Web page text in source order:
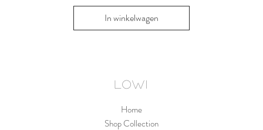
In winkelwagen
LOWI
Home
Shop Collection